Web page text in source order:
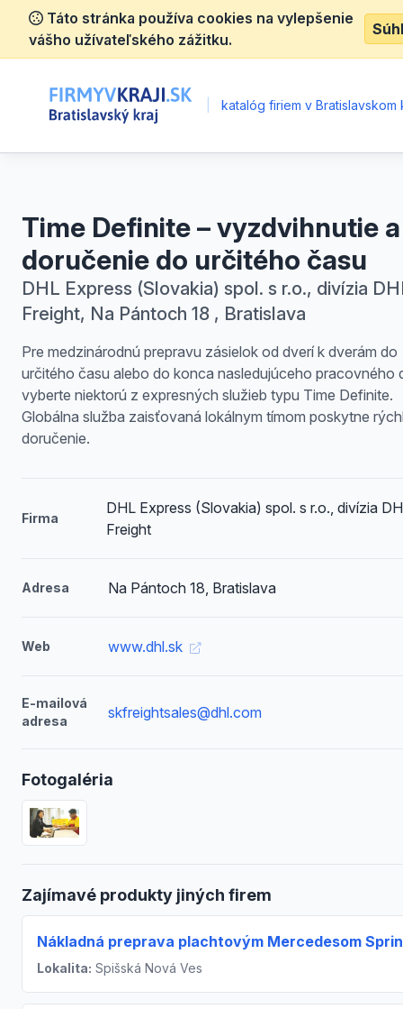
Táto stránka používa cookies na vylepšenie
vášho užívateľského zážitku.
katalóg firiem v Bratislavskom
Time Definite – vyzdvihnutie a
doručenie do určitého času
DHL Express (Slovakia) spol. s r.o., divízia
Freight, Na Pántoch 18 , Bratislava
Pre medzinárodnú prepravu zásielok od dverí k dverám do
určitého času alebo do konca nasledujúceho pracovného
vyberte niektorú z expresných služieb typu Time Definite.
Globálna služba zaisťovaná lokálnym tímom poskytne
doručenie.
Firma
DHL Express (Slovakia) spol. s r.o., divízia
Freight
Adresa Na Pántoch 18, Bratislava
Web www.dhl.sk
E-mailová
adresa
skfreightsales@dhl.com
Fotogaléria
Zajímavé produkty jiných firem
Nákladná preprava plachtovým Mercedesom
Lokalita: Spišská Nová Ves